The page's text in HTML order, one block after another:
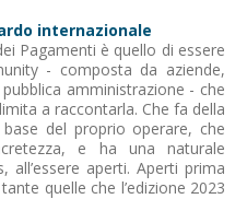
internazionale
Pagamenti è quello di essere
- composta da aziende,
amministrazione - che
a raccontarla. Che fa della
del proprio operare, che
e ha una naturale
all’essere aperti. Aperti prima
quelle che l’edizione 2023